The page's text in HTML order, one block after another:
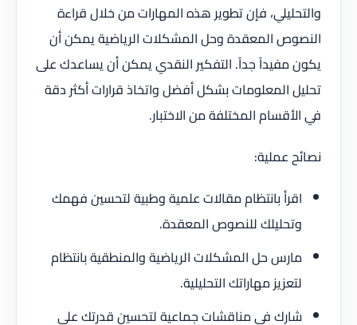
والتحليلي، فإن تطوير هذه المهارات من خلال قراءة
النصوص المعقدة وحل المشكلات الرياضية يمكن أن
يكون مفيداً جداً. التفكير النقدي يمكن أن يساعدك على
تحليل المعلومات بشكل أفضل واتخاذ قرارات أكثر دقة
في الأقسام المختلفة من الاختبار.
نصائح عملية:
اقرأ بانتظام مقالات علمية وطبية لتحسين فهمك
وتحليلك للنصوص المعقدة.
مارس حل المشكلات الرياضية والمنطقية بانتظام
لتعزيز مهاراتك التحليلية.
شارك في مناقشات جماعية لتحسين قدرتك على